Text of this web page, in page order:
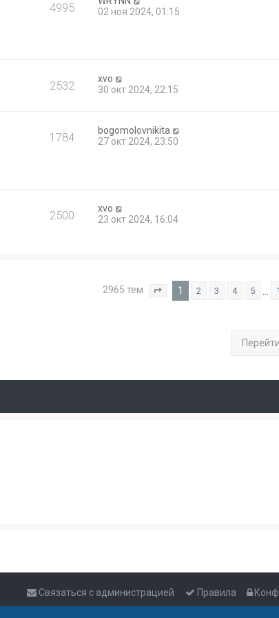
4995
02 ноя 2024, 01:15
2532
xvo
30 окт 2024, 22:15
1784
bogomolovnikita
27 окт 2024, 23:50
2500
xvo
23 окт 2024, 16:04
2965 тем Страница из 119
1 2 3 4 5
Перейти
Правила
Связаться с администрацией